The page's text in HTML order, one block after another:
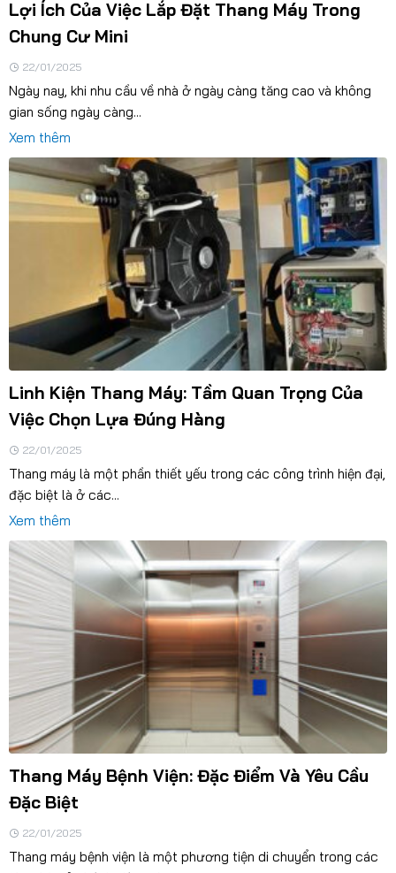
Lợi Ích Của Việc Lắp Đặt Thang Máy Trong
Chung Cư Mini
22/01/2025
Ngày nay, khi nhu cầu về nhà ở ngày càng tăng cao và không
gian sống ngày càng...
Xem thêm
Linh Kiện Thang Máy: Tầm Quan Trọng Của
Việc Chọn Lựa Đúng Hàng
22/01/2025
Thang máy là một phần thiết yếu trong các công trình hiện đại,
đặc biệt là ở các...
Xem thêm
Thang Máy Bệnh Viện: Đặc Điểm Và Yêu Cầu
Đặc Biệt
22/01/2025
Thang máy bệnh viện là một phương tiện di chuyển trong các